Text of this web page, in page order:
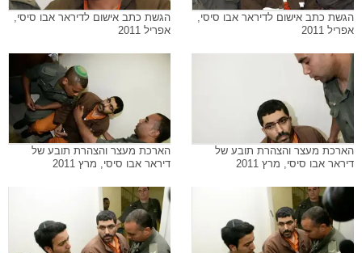
הגשת כתב אישום לדיראר אבו סיסי,
אפריל 2011
הגשת כתב אישום לדיראר אבו סיסי,
אפריל 2011
הארכת מעצר והצהרת תובע של
דיראר אבו סיסי, מרץ 2011
הארכת מעצר והצהרת תובע של
דיראר אבו סיסי, מרץ 2011